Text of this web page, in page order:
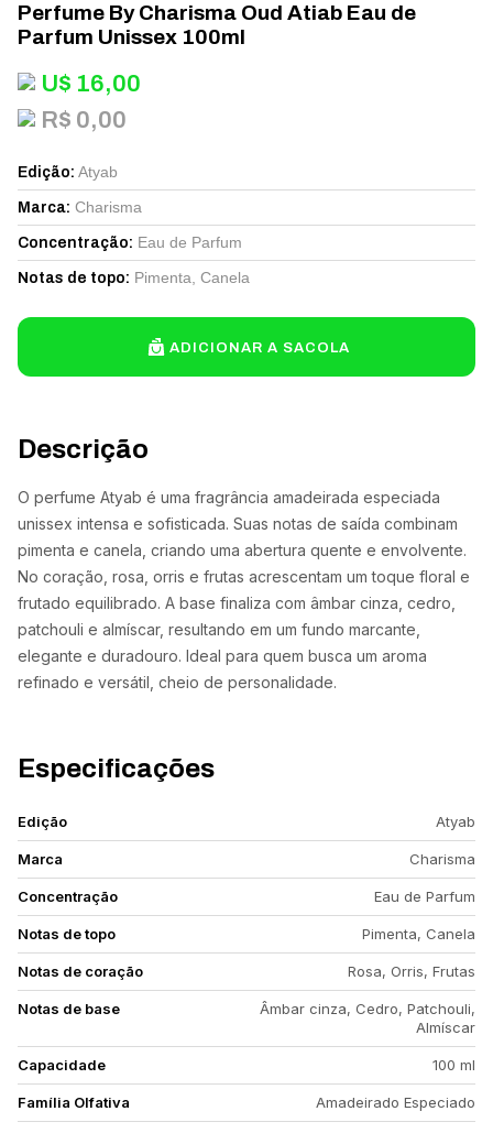
Descrição
O perfume Atyab é uma fragrância amadeirada especiada
unissex intensa e sofisticada. Suas notas de saída combinam
pimenta e canela, criando uma abertura quente e envolvente.
No coração, rosa, orris e frutas acrescentam um toque floral e
frutado equilibrado. A base finaliza com âmbar cinza, cedro,
patchouli e almíscar, resultando em um fundo marcante,
elegante e duradouro. Ideal para quem busca um aroma
refinado e versátil, cheio de personalidade.
Especificações
Edição Atyab
Marca Charisma
Concentração Eau de Parfum
Notas de topo Pimenta, Canela
Notas de coração Rosa, Orris, Frutas
Notas de base
Âmbar cinza, Cedro, Patchouli,
Almíscar
Capacidade 100 ml
Família Olfativa Amadeirado Especiado
Perfume By Charisma Oud Atiab Eau de
Parfum Unissex 100ml
U$ 16,00
R$ 0,00
Edição: Atyab
Marca: Charisma
Concentração: Eau de Parfum
Notas de topo: Pimenta, Canela
ADICIONAR A SACOLA